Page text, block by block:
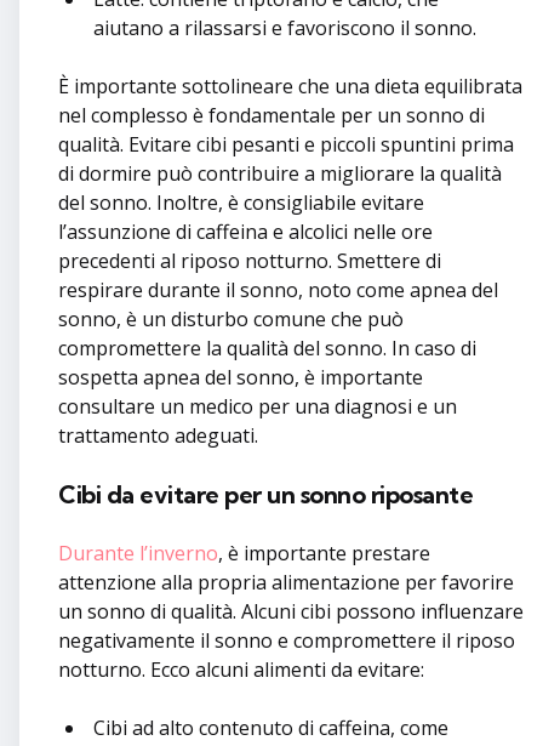
aiutano a rilassarsi e favoriscono il sonno.
È importante sottolineare che una dieta equilibrata
nel complesso è fondamentale per un sonno di
qualità. Evitare cibi pesanti e piccoli spuntini prima
di dormire può contribuire a migliorare la qualità
del sonno. Inoltre, è consigliabile evitare
l’assunzione di caffeina e alcolici nelle ore
precedenti al riposo notturno. Smettere di
respirare durante il sonno, noto come apnea del
sonno, è un disturbo comune che può
compromettere la qualità del sonno. In caso di
sospetta apnea del sonno, è importante
consultare un medico per una diagnosi e un
trattamento adeguati.
Cibi da evitare per un sonno riposante
Durante l’inverno, è importante prestare
attenzione alla propria alimentazione per favorire
un sonno di qualità. Alcuni cibi possono influenzare
negativamente il sonno e compromettere il riposo
notturno. Ecco alcuni alimenti da evitare:
Cibi ad alto contenuto di caffeina, come